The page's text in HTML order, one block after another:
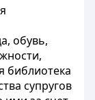
обувь,
библиотека
супругов